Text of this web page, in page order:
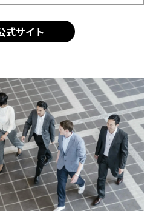
式サイト